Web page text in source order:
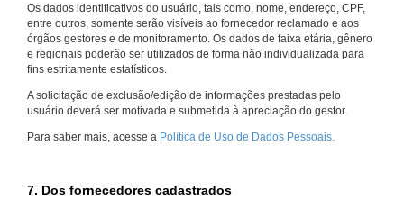
Os dados identificativos do usuário, tais como, nome, endereço, CPF,
entre outros, somente serão visíveis ao fornecedor reclamado e aos
órgãos gestores e de monitoramento. Os dados de faixa etária, gênero
e regionais poderão ser utilizados de forma não individualizada para
fins estritamente estatísticos.
A solicitação de exclusão/edição de informações prestadas pelo
usuário deverá ser motivada e submetida à apreciação do gestor.
Para saber mais, acesse a Política de Uso de Dados Pessoais.
7. Dos fornecedores cadastrados